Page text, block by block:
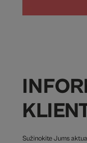
Sužinokite Jums